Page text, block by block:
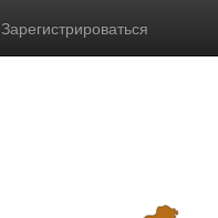
Зарегистрироваться